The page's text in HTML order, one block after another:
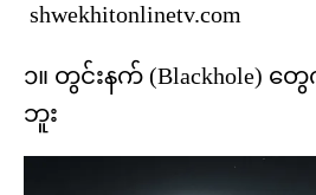
shwekhitonlinetv.com
၁။ တွင်းနက် (Blackhole) တွ
ဘူး